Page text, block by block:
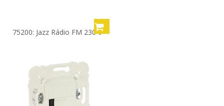
75200: Jazz Rádio FM 230 V